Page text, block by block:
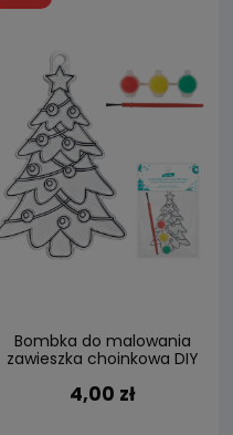
Bombka do malowania
zawieszka choinkowa DIY
4,00 zł